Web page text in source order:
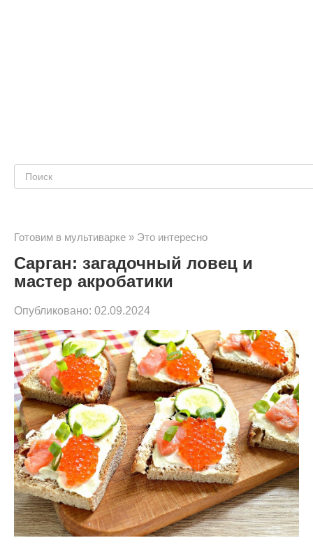
Поиск:
Готовим в мультиварке » Это интересно
Сарган: загадочный ловец и
мастер акробатики
Опубликовано: 02.09.2024